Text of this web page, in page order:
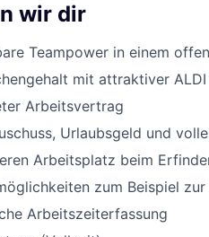
wir dir
Teampower in einem
mit attraktiver
Arbeitsvertrag
Urlaubsgeld und
Arbeitsplatz beim
zum Beispiel
Arbeitszeiterfassung